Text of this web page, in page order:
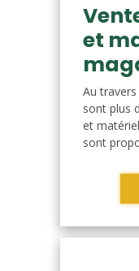
et
Au
sont plus
et
sont